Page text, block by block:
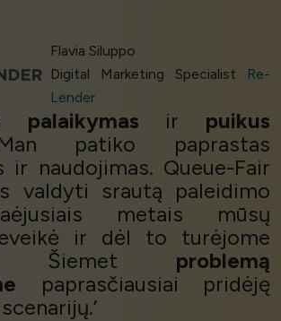
Flavia Siluppo
Digital Marketing Specialist
Re-
Lender
palaikymas ir puikus
patiko paprastas
ir naudojimas. Queue-Fair
valdyti srautą paleidimo
metais mūsų
ir dėl to turėjome
Šiemet problemą
paprasčiausiai pridėję